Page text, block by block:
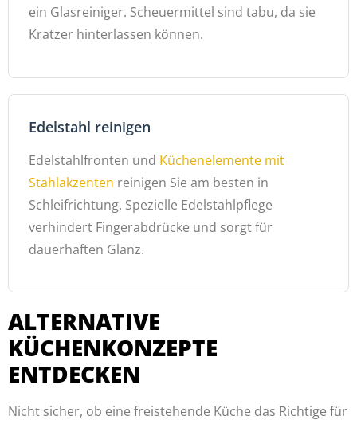
ein Glasreiniger. Scheuermittel sind tabu, da sie
Kratzer hinterlassen können.
Edelstahl reinigen
Edelstahlfronten und Küchenelemente mit
Stahlakzenten reinigen Sie am besten in
Schleifrichtung. Spezielle Edelstahlpflege
verhindert Fingerabdrücke und sorgt für
dauerhaften Glanz.
ALTERNATIVE
KÜCHENKONZEPTE
ENTDECKEN
Nicht sicher, ob eine freistehende Küche das Richtige für